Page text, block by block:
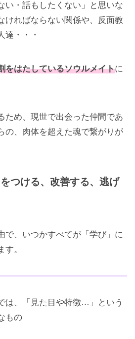
い・話もしたくない」と思いな
ければならない関係や、反面教
達・・・
をはたしているソウルメイトに
ため、現世で出会った仲間であ
の、肉体を超えた魂で繋がりが
つける、改善する、逃げ
で、いつかすべてが「学び」に
。
は、「見た目や特徴…」という
もの